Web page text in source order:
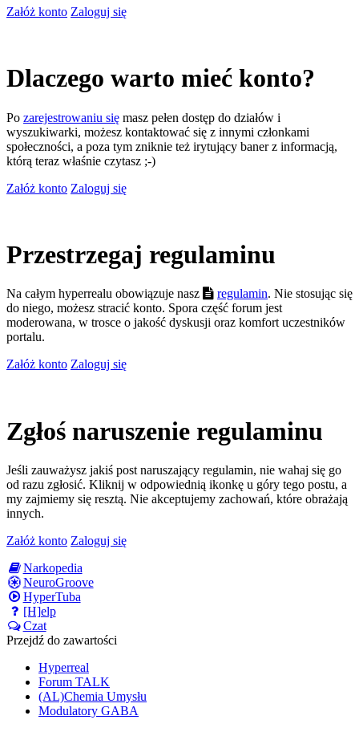
Załóż konto Zaloguj się
Dlaczego warto mieć konto?
Po zarejestrowaniu się masz pełen dostęp do działów i
wyszukiwarki, możesz kontaktować się z innymi członkami
społeczności, a poza tym zniknie też irytujący baner z informacją,
którą teraz właśnie czytasz ;-)
Załóż konto Zaloguj się
Przestrzegaj regulaminu
Na całym hyperrealu obowiązuje nasz regulamin. Nie stosując się
do niego, możesz stracić konto. Spora część forum jest
moderowana, w trosce o jakość dyskusji oraz komfort uczestników
portalu.
Załóż konto Zaloguj się
Zgłoś naruszenie regulaminu
Jeśli zauważysz jakiś post naruszający regulamin, nie wahaj się go
od razu zgłosić. Kliknij w odpowiednią ikonkę u góry tego postu, a
my zajmiemy się resztą. Nie akceptujemy zachowań, które obrażają
innych.
Załóż konto Zaloguj się
Narkopedia
NeuroGroove
HyperTuba
[H]elp
Czat
Przejdź do zawartości
Hyperreal
Forum TALK
(AL)Chemia Umysłu
Modulatory GABA